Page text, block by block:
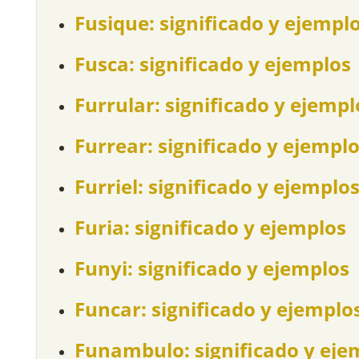
Fusique: significado y
Fusca: significado y ejemplos
Furrular: significado y
Furrear: significado y
Furriel: significado y ejemplos
Furia: significado y ejemplos
Funyi: significado y ejemplos
Funcar: significado y
Funambulo: significado y